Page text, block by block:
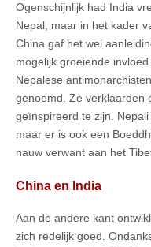
Ogenschijnlijk had India
Nepal, maar in het kader
China gaf het wel
mogelijk groeiende
Nepalese
genoemd. Ze verklaarden
geïnspireerd te zijn.
maar er is ook een
nauw verwant aan het
China en India
Aan de andere kant
zich redelijk goed.